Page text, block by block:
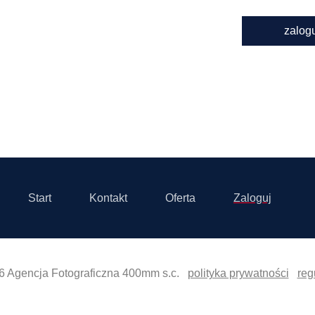
Start Kontakt Oferta Zaloguj
Agencja Fotograficzna 400mm s.c. polityka prywatności